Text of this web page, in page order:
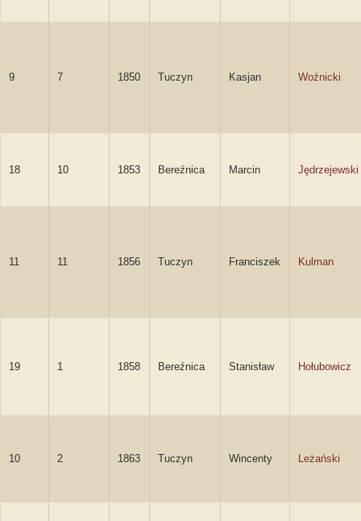
9 7 1850 Tuczyn Kasjan Woźnicki
18 10 1853 Bereźnica Marcin Jędrzejewski
11 11 1856 Tuczyn Franciszek Kulman
19 1 1858 Bereźnica Stanisław Hołubowicz
10 2 1863 Tuczyn Wincenty Leżański